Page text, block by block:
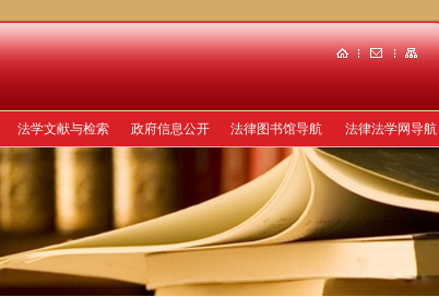
法学文献与检索 政府信息公开 法律图书馆导航 法律法学网导航